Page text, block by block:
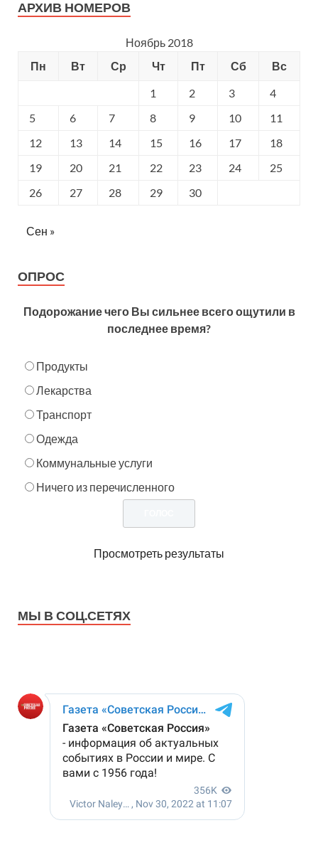
АРХИВ НОМЕРОВ
Ноябрь 2018
Пн
Вт Ср Чт Пт Сб
Вс
1
2 3
4
5
6 7 8 9 10
11
12
13 14 15 16 17
18
19
20 21 22 23 24
25
26
27 28 29 30
Сен »
ОПРОС
Подорожание чего Вы сильнее всего ощутили в
последнее время?
Продукты
Лекарства
Транспорт
Одежда
Коммунальные услуги
Ничего из перечисленного
Просмотреть результаты
МЫ В СОЦ.СЕТЯХ